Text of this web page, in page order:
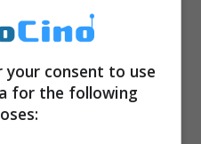
consent to use
for the following